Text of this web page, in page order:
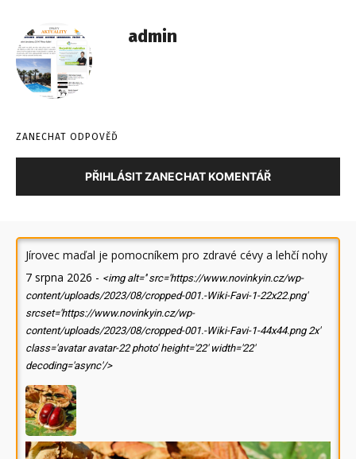
admin
ZANECHAT ODPOVĚĎ
PŘIHLÁSIT ZANECHAT KOMENTÁŘ
Jírovec maďal je pomocníkem pro zdravé cévy a lehčí nohy
7 srpna 2026 - <img alt='' src='https://www.novinkyin.cz/wp-
content/uploads/2023/08/cropped-001.-Wiki-Favi-1-22x22.png'
srcset='https://www.novinkyin.cz/wp-
content/uploads/2023/08/cropped-001.-Wiki-Favi-1-44x44.png 2x'
class='avatar avatar-22 photo' height='22' width='22'
decoding='async'/>